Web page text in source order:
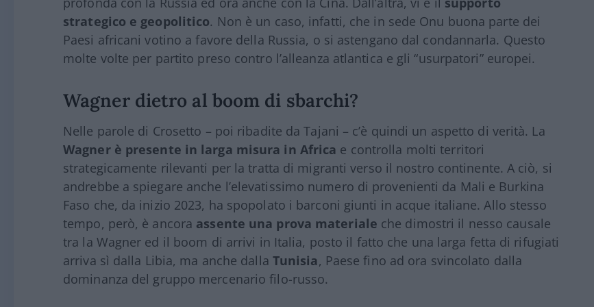
strategico e geopolitico. Non è un caso, infatti, che in sede Onu buona parte dei
Paesi africani votino a favore della Russia, o si astengano dal condannarla. Questo
molte volte per partito preso contro l’alleanza atlantica e gli “usurpatori” europei.
Wagner dietro al boom di sbarchi?
Nelle parole di Crosetto – poi ribadite da Tajani – c’è quindi un aspetto di verità. La
Wagner è presente in larga misura in Africa e controlla molti territori
strategicamente rilevanti per la tratta di migranti verso il nostro continente. A ciò, si
andrebbe a spiegare anche l’elevatissimo numero di provenienti da Mali e Burkina
Faso che, da inizio 2023, ha spopolato i barconi giunti in acque italiane. Allo stesso
tempo, però, è ancora assente una prova materiale che dimostri il nesso causale
tra la Wagner ed il boom di arrivi in Italia, posto il fatto che una larga fetta di rifugiati
arriva sì dalla Libia, ma anche dalla Tunisia, Paese fino ad ora svincolato dalla
dominanza del gruppo mercenario filo-russo.